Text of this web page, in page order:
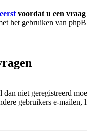
voordat u een
het gebruiken van
dan niet geregistreerd
gebruikers e-